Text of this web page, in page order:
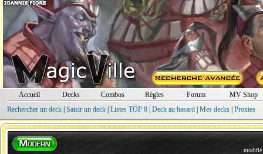
Accueil Decks Combos Règles Forum
MV Shop
Rechercher un deck| Saisir un deck| Listes TOP 8| Deck au hasard| Mes decks| Proxies